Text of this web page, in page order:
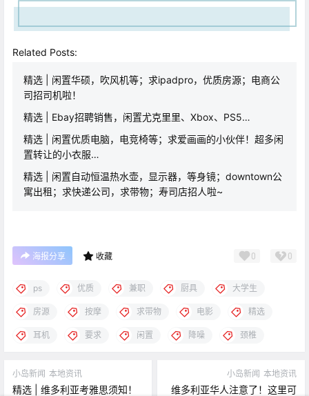
Related Posts:
精选 | 闲置华硕，吹风机等；求ipadpro，优质房源；电商公
司招司机啦！
精选 | Ebay招聘销售，闲置尤克里里、Xbox、PS5…
精选 | 闲置优质电脑，电竞椅等；求爱画画的小伙伴！超多闲
置转让的小衣服…
精选 | 闲置自动恒温热水壶，显示器，等身镜；downtown公
寓出租；求快递公司，求带物；寿司店招人啦~
海报分享 收藏 0 0
ps 优质 兼职 厨具 大学生
房源 按摩 求带物 电影 精选
耳机 要求 闲置 降噪 颈椎
小岛新闻 本地资讯
精选 | 维多利亚考雅思须知！
小岛新闻 本地资讯
维多利亚华人注意了！这里可